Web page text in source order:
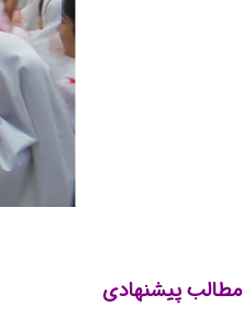
مطالب پیشنهادی